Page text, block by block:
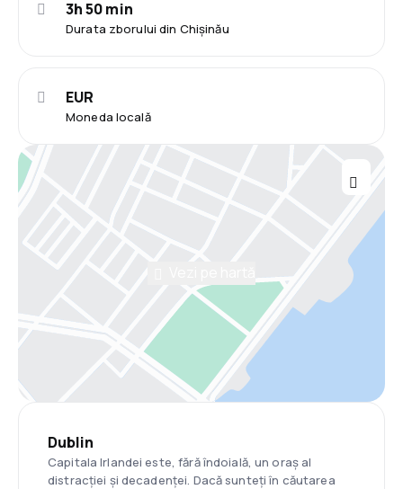
Durata zborului din Chișinău
3h 50 min
Moneda locală
EUR
Dublin
Capitala Irlandei este, fără îndoială, un oraș al
distracției și decadenței. Dacă sunteți în căutarea